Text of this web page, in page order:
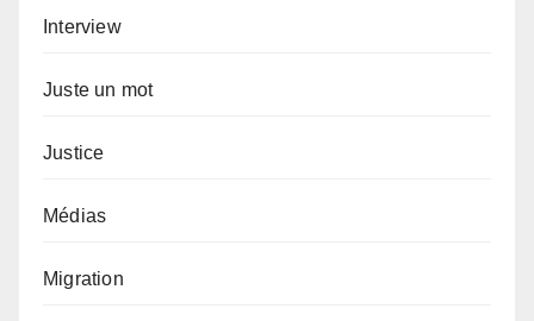
Interview
Juste un mot
Justice
Médias
Migration